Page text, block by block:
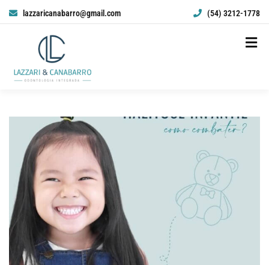
lazzaricanabarro@gmail.com (54) 3212-1778